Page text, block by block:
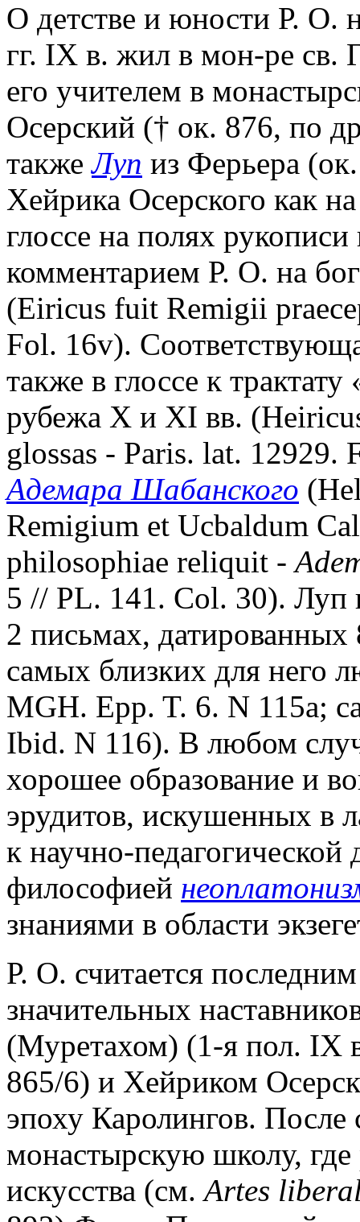
О детстве и юности Р. О.
гг. IX в. жил в мон-ре св.
его учителем в
Осерский († ок. 876, по
такжеЛуп из Ферьера
Хейрика Осерского как
глоссе на полях
комментарием Р. О. на
(Eiricus fuit Remigii
Fol. 16v).
также в глоссе к
рубежа X и XI вв.
glossas - Paris. lat.
Адемара Шабанского
Remigium et Ucbaldum
philosophiae reliquit -
5 // PL. 141. Col. 30). Луп
2 письмах, датированных
самых близких для него
MGH. Epp. T. 6. N 115а;
Ibid. N 116). В любом
хорошее образование и
эрудитов, искушенных в
к научно-педагогической
философией
знаниями в области
Р. О. считается
значительных
(Муретахом) (1-я пол. IX
865/6) и Хейриком
эпоху Каролингов. После
монастырскую школу, где
искусства (см.Artes